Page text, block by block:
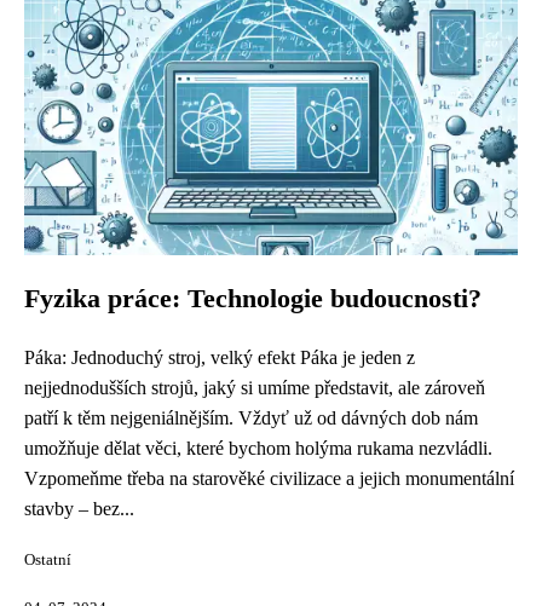
Fyzika práce: Technologie budoucnosti?
Páka: Jednoduchý stroj, velký efekt Páka je jeden z
nejjednodušších strojů, jaký si umíme představit, ale zároveň
patří k těm nejgeniálnějším. Vždyť už od dávných dob nám
umožňuje dělat věci, které bychom holýma rukama nezvládli.
Vzpomeňme třeba na starověké civilizace a jejich monumentální
stavby – bez...
Ostatní